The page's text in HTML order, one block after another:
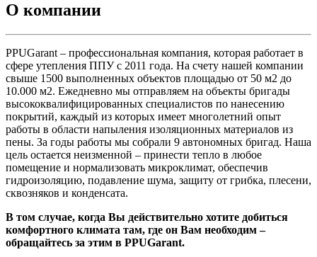
О компании
PPUGarant – профессиональная компания, которая работает в
сфере утепления ППУ с 2011 года. На счету нашей компании
свыше 1500 выполненных объектов площадью от 50 м2 до
10.000 м2. Ежедневно мы отправляем на объекты бригады
высококвалифицированных специалистов по нанесению
покрытий, каждый из которых имеет многолетний опыт
работы в области напыления изоляционных материалов из
пены. За годы работы мы собрали 9 автономных бригад. Наша
цель остается неизменной – принести тепло в любое
помещение и нормализовать микроклимат, обеспечив
гидроизоляцию, подавление шума, защиту от грибка, плесени,
сквозняков и конденсата.
В том случае, когда Вы действительно хотите добиться
комфортного климата там, где он Вам необходим –
обращайтесь за этим в PPUGarant.